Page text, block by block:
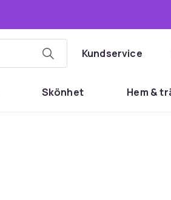
Kundservice
Skönhet Hem &